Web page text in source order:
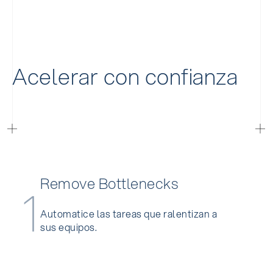
Acelerar con confianza
1Remove Bottlenecks
Automatice las tareas que ralentizan a
sus equipos.